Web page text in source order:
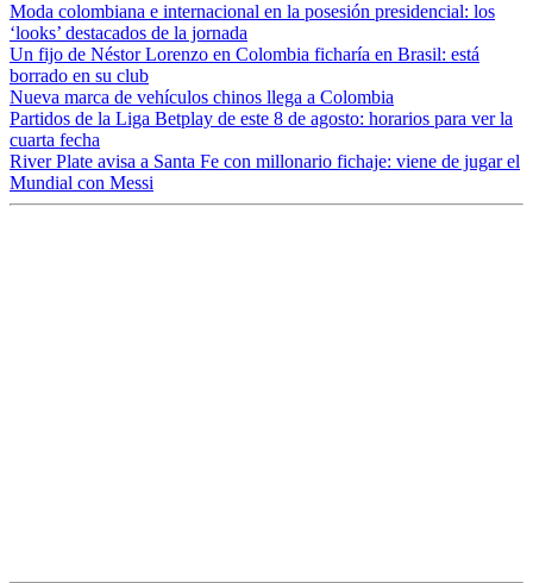
Moda colombiana e internacional en la posesión presidencial: los
‘looks’ destacados de la jornada
Un fijo de Néstor Lorenzo en Colombia ficharía en Brasil: está
borrado en su club
Nueva marca de vehículos chinos llega a Colombia
Partidos de la Liga Betplay de este 8 de agosto: horarios para ver la
cuarta fecha
River Plate avisa a Santa Fe con millonario fichaje: viene de jugar el
Mundial con Messi